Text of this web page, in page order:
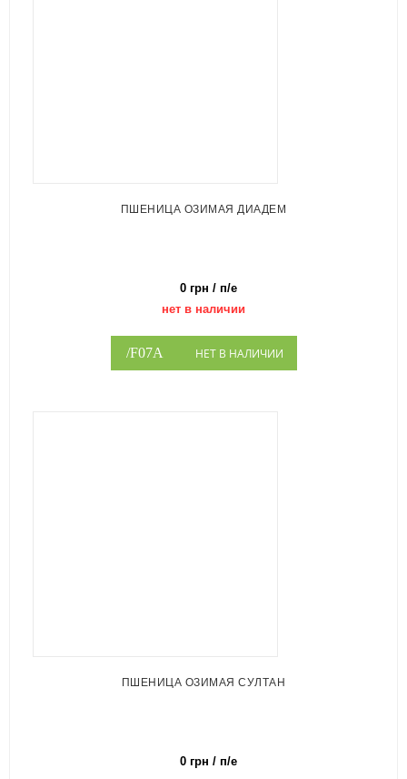
ПШЕНИЦА ОЗИМАЯ ДИАДЕМ
0 грн / п/е
нет в наличии
НЕТ В НАЛИЧИИ
ПШЕНИЦА ОЗИМАЯ СУЛТАН
0 грн / п/е